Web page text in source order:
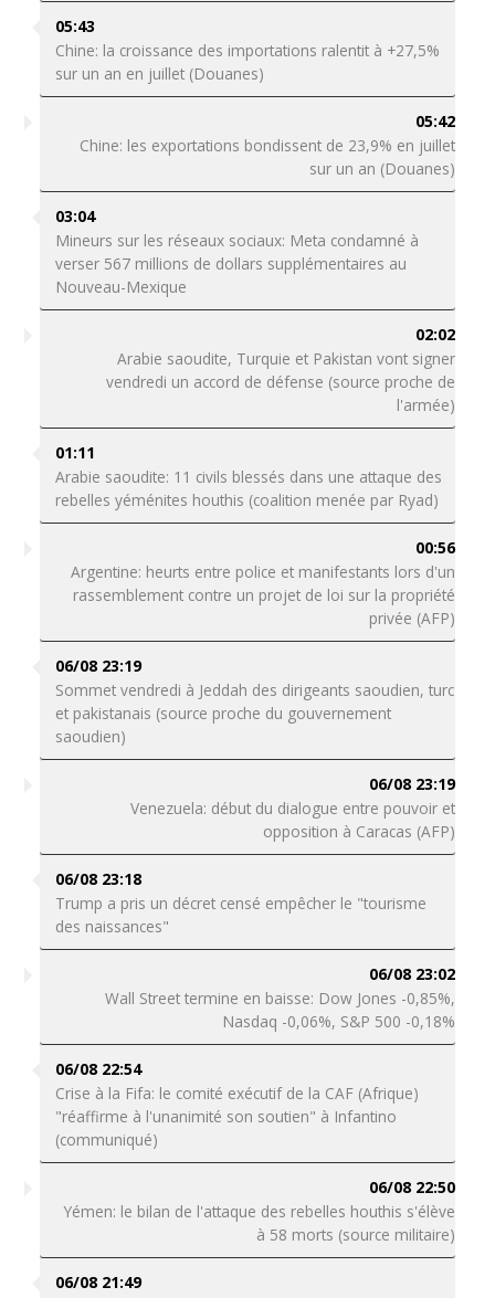
05:43
Chine: la croissance des importations ralentit à +27,5%
sur un an en juillet (Douanes)
05:42
Chine: les exportations bondissent de 23,9% en juillet
sur un an (Douanes)
03:04
Mineurs sur les réseaux sociaux: Meta condamné à
verser 567 millions de dollars supplémentaires au
Nouveau-Mexique
02:02
Arabie saoudite, Turquie et Pakistan vont signer
vendredi un accord de défense (source proche de
l'armée)
01:11
Arabie saoudite: 11 civils blessés dans une attaque des
rebelles yéménites houthis (coalition menée par Ryad)
00:56
Argentine: heurts entre police et manifestants lors d'un
rassemblement contre un projet de loi sur la propriété
privée (AFP)
06/08 23:19
Sommet vendredi à Jeddah des dirigeants saoudien, turc
et pakistanais (source proche du gouvernement
saoudien)
06/08 23:19
Venezuela: début du dialogue entre pouvoir et
opposition à Caracas (AFP)
06/08 23:18
Trump a pris un décret censé empêcher le "tourisme
des naissances"
06/08 23:02
Wall Street termine en baisse: Dow Jones -0,85%,
Nasdaq -0,06%, S&P 500 -0,18%
06/08 22:54
Crise à la Fifa: le comité exécutif de la CAF (Afrique)
"réaffirme à l'unanimité son soutien" à Infantino
(communiqué)
06/08 22:50
Yémen: le bilan de l'attaque des rebelles houthis s'élève
à 58 morts (source militaire)
06/08 21:49